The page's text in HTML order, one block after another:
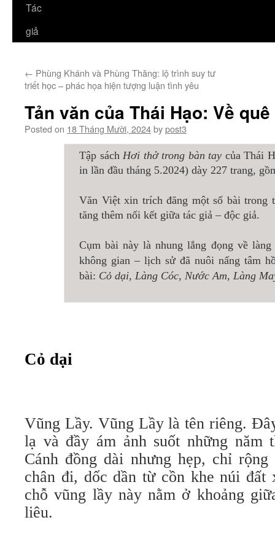
Tác
giả
← Phùng Khánh và Phùng Thăng: lộ trình suy tư
triết học – phác họa hiện tượng luận tình yêu
Tản văn của Thái Hạo: Về
Posted on 18 Tháng Mười, 2024bypost3
Tập sách Hơi thở trong bàn tay của Thái
in lần đầu tháng 5.2024) dày 227 trang,
Văn Việt xin trích đăng một số bài trong
tăng thêm nối kết giữa tác giả – độc giả.
Cụm bài này là nhung lắng đọng về làng
không gian – lịch sử đã nuôi nấng tâm
bài: Cỏ dại, Làng Cóc, Nước Am, Làng
Cỏ dại
Vũng Lầy. Vũng Lầy là tên riêng.
lạ và đầy ám ảnh suốt những năm
Cánh đồng dài nhưng hẹp, chỉ
chân đi, dốc dần từ cồn khe núi đất
chỗ vũng lầy này nằm ở khoảng
liêu.